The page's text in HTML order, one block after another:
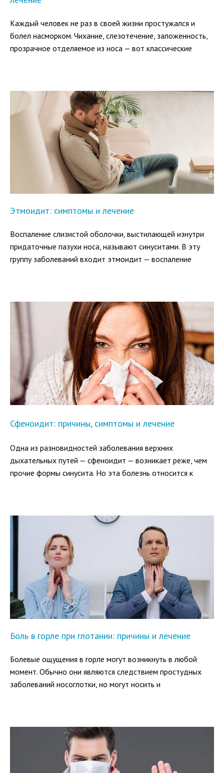
Каждый человек не раз в своей жизни простужался и
болел насморком. Чихание, слезотечение, заложенность,
прозрачное отделяемое из носа — вот классические
Этмоидит: симптомы и лечение
Воспаление слизистой оболочки, выстилающей изнутри
придаточные пазухи носа, называют синуситами. В эту
группу заболеваний входит этмоидит — воспаление
заболевания зависят от его клинической картины,
возбудителя, характера инфекционного процесса.
Сфеноидит: причины, симптомы и лечение
Одна из разновидностей заболевания верхних
дыхательных путей — сфеноидит — возникает реже, чем
прочие формы синусита. Но эта болезнь относится к
(синуса), находящейся глубоко в черепной коробке.
Боль в горле при глотании: причины и лечение
Болевые ощущения в горле могут возникнуть в любой
момент. Обычно они являются следствием простудных
заболеваний носоглотки, но могут носить и